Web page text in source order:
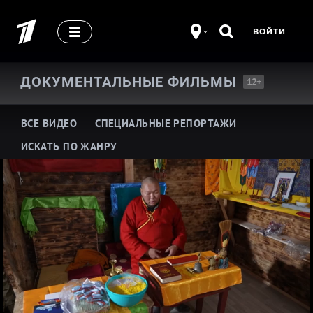
ВОЙТИ
ДОКУМЕНТАЛЬНЫЕ ФИЛЬМЫ 12+
ВСЕ ВИДЕО СПЕЦИАЛЬНЫЕ РЕПОРТАЖИ
Про историю
Про жизнь замечательных людей
Про шоу-бизнес
Про здоровье
Про кино и театр
Про армию
ИСКАТЬ ПО ЖАНРУ